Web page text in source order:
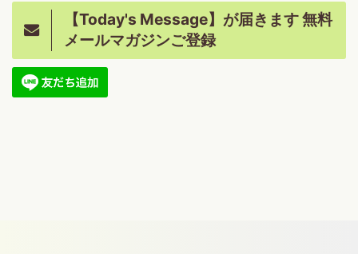
【Today's Message】が届きます 無料
メールマガジンご登録